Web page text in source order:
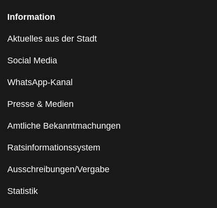
Information
Aktuelles aus der Stadt
Social Media
WhatsApp-Kanal
Presse & Medien
Amtliche Bekanntmachungen
Ratsinformationssystem
Ausschreibungen/Vergabe
Statistik